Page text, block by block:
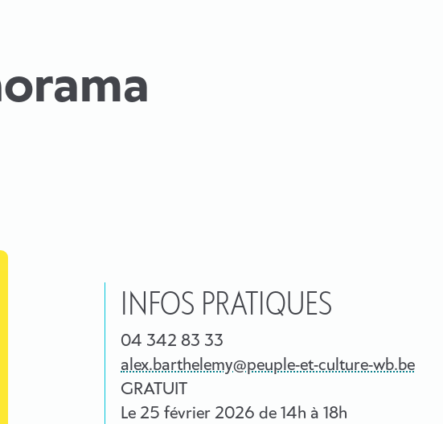
INFOS PRATIQUES
04 342 83 33
alex.barthelemy@peuple-et-culture-wb.be
GRATUIT
Le 25 février 2026 de 14h à 18h